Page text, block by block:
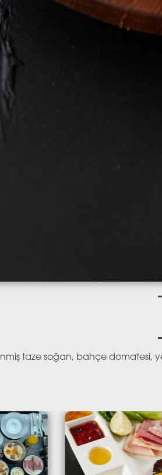
taze soğan, bahçe domatesi,